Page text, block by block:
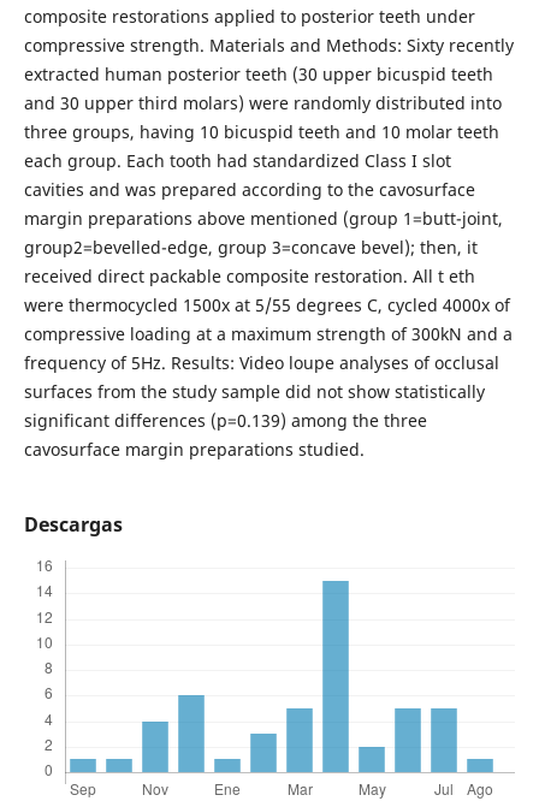
composite restorations applied to posterior teeth under
compressive strength. Materials and Methods: Sixty recently
extracted human posterior teeth (30 upper bicuspid teeth
and 30 upper third molars) were randomly distributed into
three groups, having 10 bicuspid teeth and 10 molar teeth
each group. Each tooth had standardized Class I slot
cavities and was prepared according to the cavosurface
margin preparations above mentioned (group 1=butt-joint,
group2=bevelled-edge, group 3=concave bevel); then, it
received direct packable composite restoration. All t eth
were thermocycled 1500x at 5/55 degrees C, cycled 4000x of
compressive loading at a maximum strength of 300kN and a
frequency of 5Hz. Results: Video loupe analyses of occlusal
surfaces from the study sample did not show statistically
significant differences (p=0.139) among the three
cavosurface margin preparations studied.
Descargas